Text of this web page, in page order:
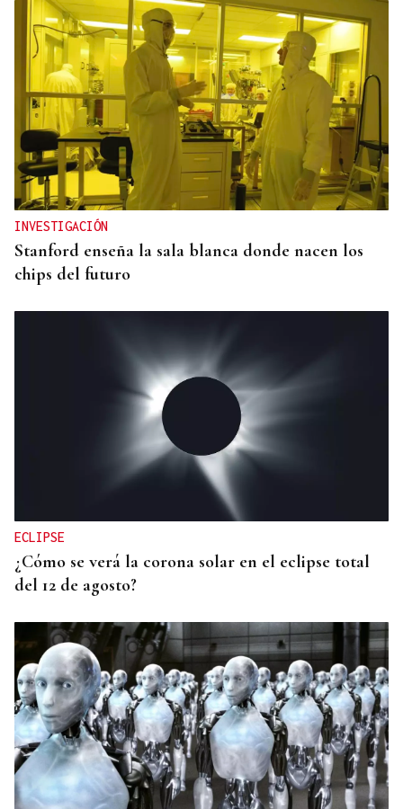
INVESTIGACIÓN
Stanford enseña la sala blanca donde nacen los
chips del futuro
ECLIPSE
¿Cómo se verá la corona solar en el eclipse total
del 12 de agosto?